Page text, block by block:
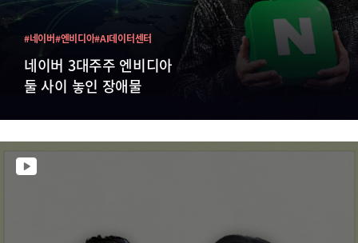
네이버 3대주주 엔비디아
둘 사이 놓인 장애물
#네이버#엔비디아#AI데이터센터